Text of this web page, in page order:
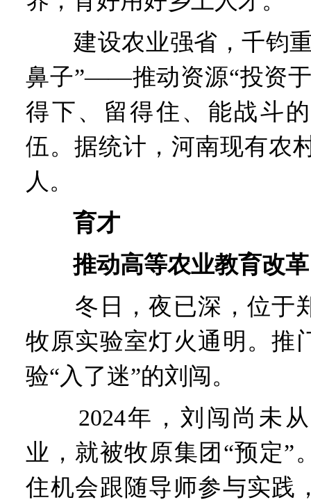
建设农业强省，千钧重
鼻子”——推动资源“投资
得下、留得住、能战斗
伍。据统计，河南现有农
人。
育才
推动高等农业教育改革
冬日，夜已深，位于
牧原实验室灯火通明。推
验“入了迷”的刘闯。
2024年，刘闯尚未从
业，就被牧原集团“预定”
住机会跟随导师参与实践